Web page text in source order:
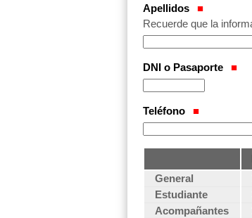
Apellidos
Recuerde que la
DNI o Pasaporte
Teléfono
General
Estudiante
Acompañantes